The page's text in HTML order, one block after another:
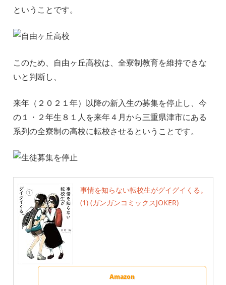
ということです。
このため、自由ヶ丘高校は、全寮制教育を維持できな
いと判断し、
来年（２０２１年）以降の新入生の募集を停止し、今
の１・２年生８１人を来年４月から三重県津市にある
系列の全寮制の高校に転校させるということです。
事情を知らない転校生がグイグイくる。
(1) (ガンガンコミックスJOKER)
Amazon